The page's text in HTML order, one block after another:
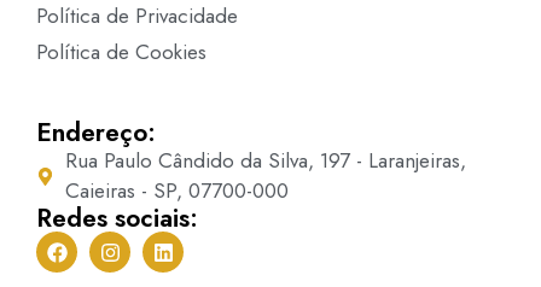
Política de Privacidade
Política de Cookies
Endereço:
Rua Paulo Cândido da Silva, 197 - Laranjeiras,
Caieiras - SP, 07700-000
Redes sociais: